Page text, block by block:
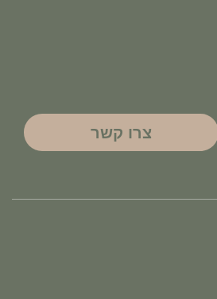
צרו קשר